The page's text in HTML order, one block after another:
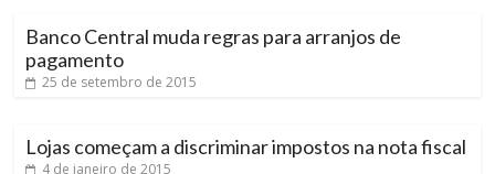
Banco Central muda regras para arranjos de
pagamento
25 de setembro de 2015
Lojas começam a discriminar impostos na nota fiscal
4 de janeiro de 2015